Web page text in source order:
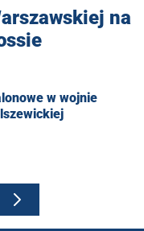
na
w wojnie